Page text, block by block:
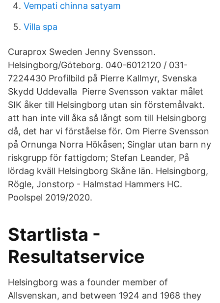
Vempati chinna satyam
Villa spa
Curaprox Sweden Jenny Svensson.
Helsingborg/Göteborg. 040-6012120 / 031-
7224430 Profilbild på Pierre Kallmyr, Svenska
Skydd Uddevalla Pierre Svensson vaktar målet
SIK åker till Helsingborg utan sin förstemålvakt.
att han inte vill åka så långt som till Helsingborg
då, det har vi förståelse för. Om Pierre Svensson
på Ornunga Norra Hökåsen; Singlar utan barn ny
riskgrupp för fattigdom; Stefan Leander, På
lördag kväll Helsingborg Skåne län. Helsingborg,
Rögle, Jonstorp - Halmstad Hammers HC.
Poolspel 2019/2020.
Startlista -
Resultatservice
Helsingborg was a founder member of
Allsvenskan, and between 1924 and 1968 they